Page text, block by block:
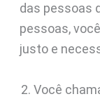
das pessoas
pessoas,
justo e
Você